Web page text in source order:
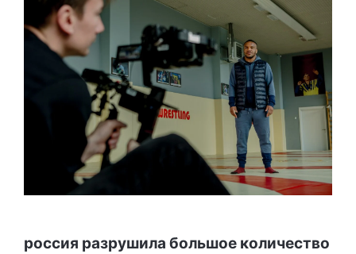
россия разрушила большое количество